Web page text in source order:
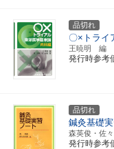
品切れ
〇×トライ
王暁明 編
発行時参考
品切れ
鍼灸基礎
森英俊・佐
発行時参考